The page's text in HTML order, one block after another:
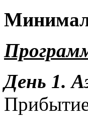
День 1.